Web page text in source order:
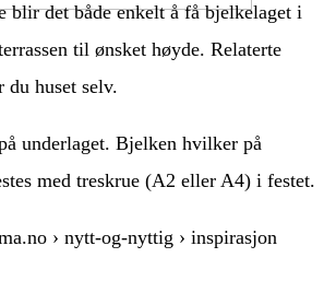
blir det både enkelt å få bjelkelaget i
til ønsket høyde. Relaterte
huset selv.
underlaget. Bjelken hvilker på
med treskrue (A2 eller A4) i festet.
› nytt-og-nyttig › inspirasjon